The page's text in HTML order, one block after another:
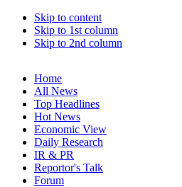
Skip to content
Skip to 1st column
Skip to 2nd column
Home
All News
Top Headlines
Hot News
Economic View
Daily Research
IR & PR
Reportor's Talk
Forum